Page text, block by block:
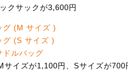
クサックが3,600円
グ (M サイズ )
グ (S サイズ )
ドルバッグ
サイズが1,100円、Sサイズが